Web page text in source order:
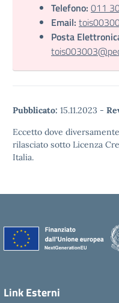
Telefono: 011
Email:
Posta
Pubblicato: 15.11.2023 -
Eccetto dove
rilasciato sotto Licenza
Italia.
Link Esterni